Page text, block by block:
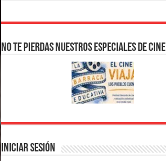
No te pierdas nuestros Especiales de Cine
Iniciar Sesión